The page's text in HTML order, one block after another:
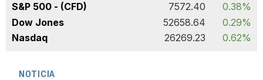
S&P 500 - (CFD) 7572.40
0.38%
Dow Jones
52658.64
0.29%
Nasdaq
26269.23 0.62%
NOTICIA